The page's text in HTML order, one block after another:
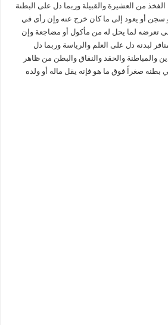
الفخذ من العشيرة والقبيلة وربما دل على البطنة
سجن أو يعود إلى ما كان خرج عنه وإن رأى في
تعرضه لما يحل له من مأكول أو مضاجعة وإن
لبدنه دل على العلم والرياسة وربما دل
والمباطنة والحقد والنفاق والبطن من ظاهر
صغراً فوق ما هو فإنه يقل ماله أو ولده